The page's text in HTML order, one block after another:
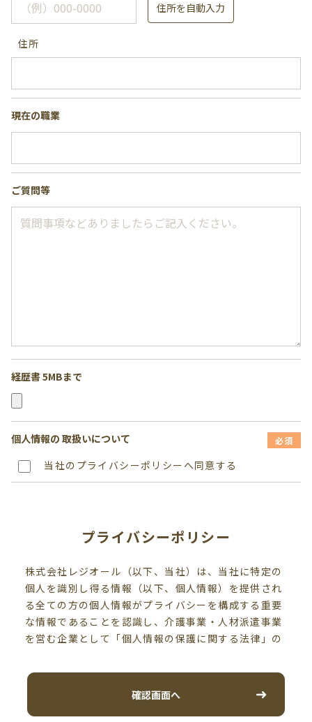
住所を自動入力
住所
現在の職業
ご質問等
経歴書 5MBまで
個人情報の 取扱いについて 必須
当社のプライバシーポリシーへ同意する
プライバシーポリシー
株式会社レジオール（以下、当社）は、当社に特定の
個人を識別し得る情報（以下、個人情報）を提供され
る全ての方の個人情報がプライバシーを構成する重要
な情報であることを認識し、介護事業・人材派遣事業
を営む企業として「個人情報の保護に関する法律」の
報の保護に取り組んでおります。
個人情報は当社の事業活動に必要な範囲に限定して、
確認画面へ